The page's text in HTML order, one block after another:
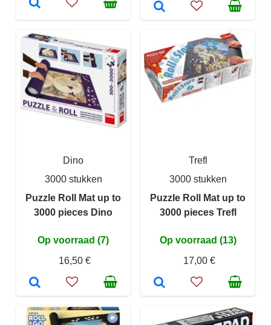
Dino
3000 stukken
Puzzle Roll Mat up to
3000 pieces Dino
Op voorraad (7)
16,50 €
Trefl
3000 stukken
Puzzle Roll Mat up to
3000 pieces Trefl
Op voorraad (13)
17,00 €